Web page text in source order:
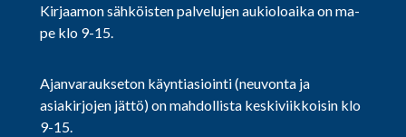
Kirjaamon sähköisten palvelujen aukioloaika on ma-
pe klo 9-15.
Ajanvaraukseton käyntiasiointi (neuvonta ja
asiakirjojen jättö) on mahdollista keskiviikkoisin klo
9-15.